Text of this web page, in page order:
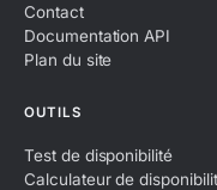
Contact
Documentation API
Plan du site
OUTILS
Test de disponibilité
Calculateur de